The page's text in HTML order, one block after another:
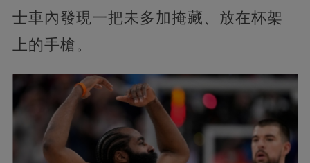
士車內發現一把未多加掩藏、放在杯架
上的手槍。